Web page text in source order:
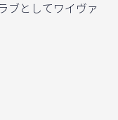
ブとしてワイヴァ